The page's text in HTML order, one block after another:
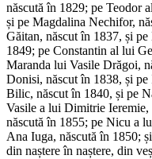
născută în 1829; pe Teodor
și pe Magdalina Nechifor,
Găitan, născut în 1837, și
1849; pe Constantin al lui
Maranda lui Vasile Drăgoi,
Donisi, născut în 1838, și
Bilic, născut în 1840, și pe
Vasile a lui Dimitrie
născută în 1855; pe Nicu a
Ana Iuga, născută în 1850;
din naștere în naștere, din